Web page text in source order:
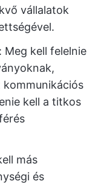
vállalatok
: Meg kell felelnie
kell a titkos
más
és